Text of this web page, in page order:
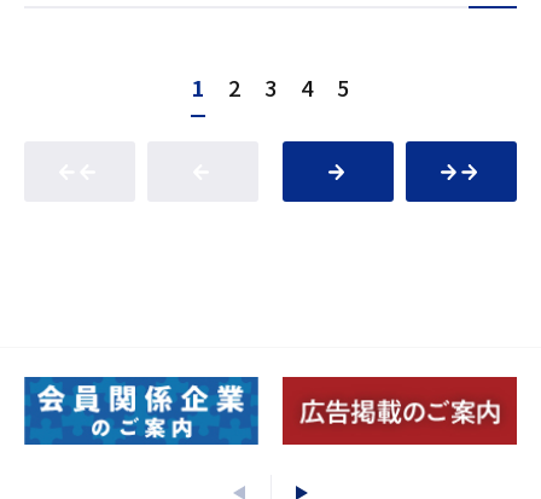
1 2 3 4 5